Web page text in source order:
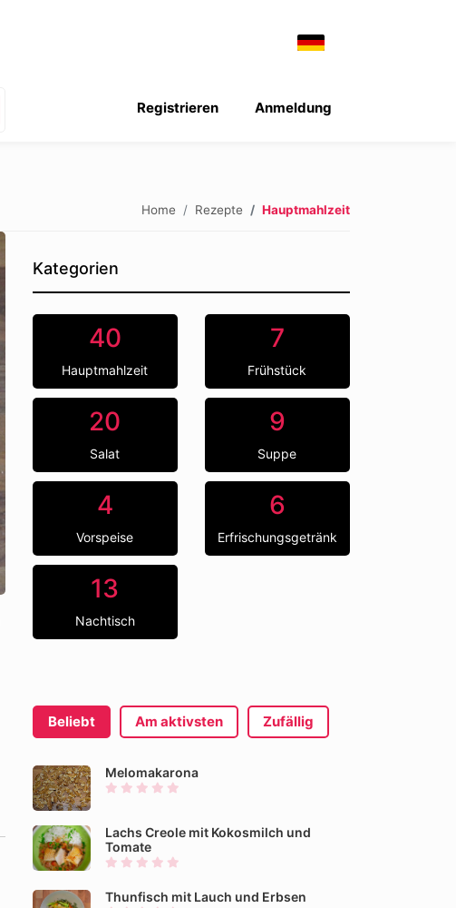
Anmeldung
Registrieren
Home Rezepte Hauptmahlzeit
Kategorien
40
Hauptmahlzeit
7
Frühstück
20
Salat
9
Suppe
4
Vorspeise
6
Erfrischungsgetränk
13
Nachtisch
Beliebt Am aktivsten Zufällig
Melomakarona
Lachs Creole mit Kokosmilch und
Tomate
Thunfisch mit Lauch und Erbsen